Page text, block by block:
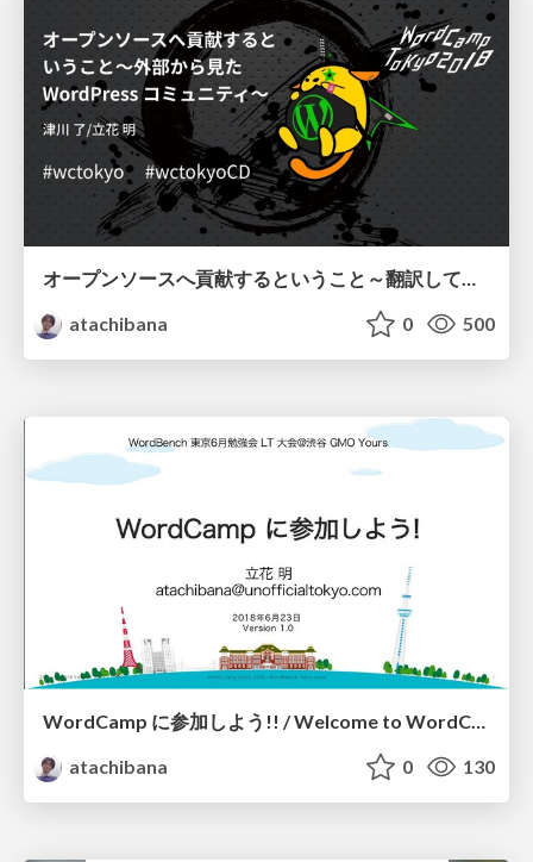
atachibana
0 500
WordCamp に参加しよう!! / Welcome to WordCamp !!
atachibana
0 130